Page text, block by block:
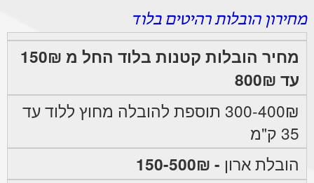
מחירון הובלות רהיטים בלוד
מחיר הובלות קטנות בלוד החל מ 150₪
עד 800₪
300-400₪ תוספת להובלה מחוץ ללוד עד
35 ק"מ
הובלת ארון - 150-500₪